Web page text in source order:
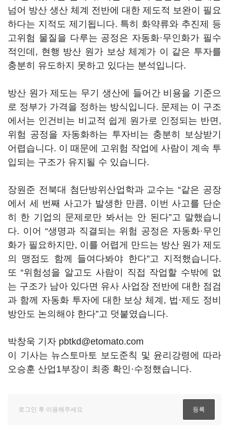
넘어 방산 생산 체계 전반에 대한 제도적 보완이 필요
하다는 지적도 제기됩니다. 특히 화약류와 추진제 등
고위험 물질을 다루는 공정은 자동화·무인화가 필수
적인데, 현행 방산 원가 보상 체계가 이 같은 투자를
충분히 유도하지 못하고 있다는 분석입니다.
방산 원가 제도는 무기 생산에 들어간 비용을 기준으
로 정부가 가격을 정하는 방식입니다. 문제는 이 구조
에서는 인건비는 비교적 쉽게 원가로 인정되는 반면,
위험 공정을 자동화하는 투자비는 충분히 보상받기
어렵습니다. 이 때문에 고위험 작업에 사람이 계속 투
입되는 구조가 유지될 수 있습니다.
장원준 전북대 첨단방위산업학과 교수는 “같은 공장
에서 세 번째 사고가 발생한 만큼, 이번 사고를 단순
히 한 기업의 문제로만 봐서는 안 된다”고 말했습니
다. 이어 “생명과 직결되는 위험 공정은 자동화·무인
화가 필요하지만, 이를 어렵게 만드는 방산 원가 제도
의 맹점도 함께 들여다봐야 한다”고 지적했습니다.
또 “위험성을 알고도 사람이 직접 작업할 수밖에 없
는 구조가 남아 있다면 유사 사업장 전반에 대한 점검
과 함께 자동화 투자에 대한 보상 체계, 법·제도 정비
방안도 논의해야 한다”고 덧붙였습니다.
박창욱 기자 pbtkd@etomato.com
이 기사는 뉴스토마토 보도준칙 및 윤리강령에 따라
오승훈 산업1부장이 최종 확인·수정했습니다.